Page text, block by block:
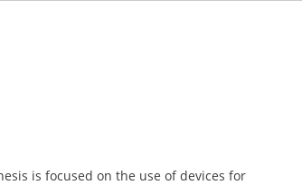
is focused on the use of devices for